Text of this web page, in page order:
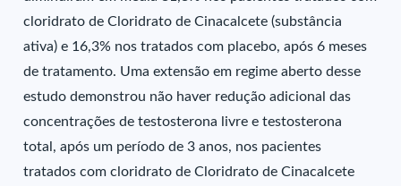
cloridrato de Cloridrato de Cinacalcete (substância
ativa) e 16,3% nos tratados com placebo, após 6 meses
de tratamento. Uma extensão em regime aberto desse
estudo demonstrou não haver redução adicional das
concentrações de testosterona livre e testosterona
total, após um período de 3 anos, nos pacientes
tratados com cloridrato de Cloridrato de Cinacalcete